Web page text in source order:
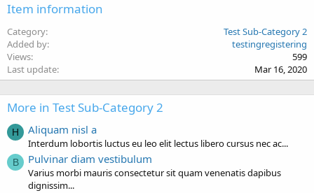
Item information
Category
Test Sub-Category 2
Added by
testingregistering
Views
599
Last update
Mar 16, 2020
More in Test Sub-Category 2
H Aliquam nisl a
Interdum lobortis luctus eu leo elit lectus libero cursus nec ac...
B Pulvinar diam vestibulum
Varius morbi mauris consectetur sit quam venenatis dapibus
dignissim...